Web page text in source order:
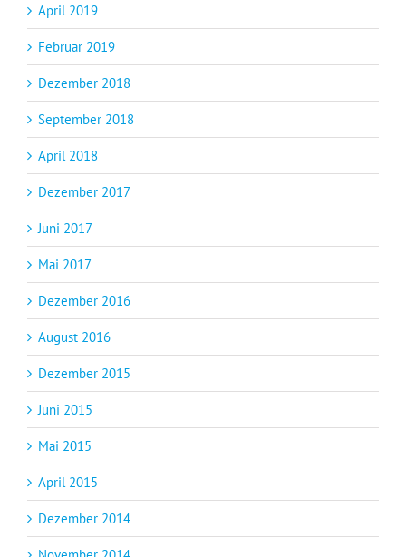
April 2019
Februar 2019
Dezember 2018
September 2018
April 2018
Dezember 2017
Juni 2017
Mai 2017
Dezember 2016
August 2016
Dezember 2015
Juni 2015
Mai 2015
April 2015
Dezember 2014